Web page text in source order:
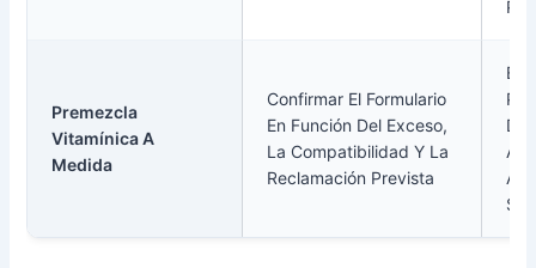
Premezcla
Vitamínica A
Medida
Confirmar El Formulario
En Función Del Exceso,
La Compatibilidad Y La
Reclamación Prevista
El
A